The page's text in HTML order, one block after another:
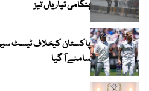
ہنگامی تیاریاں تیز
سامنے آ گیا